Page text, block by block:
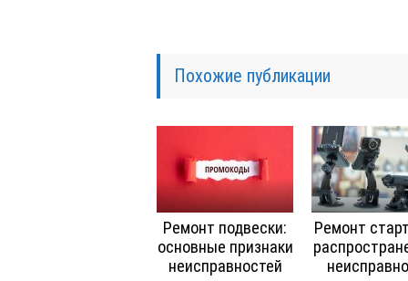
Похожие публикации
Ремонт подвески:
основные признаки
неисправностей
Ремонт